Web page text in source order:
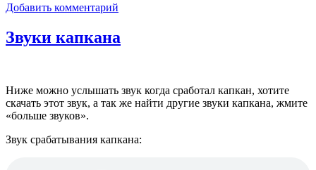
Добавить комментарий
Звуки капкана
Ниже можно услышать звук когда сработал капкан, хотите
скачать этот звук, а так же найти другие звуки капкана, жмите
«больше звуков».
Звук срабатывания капкана: